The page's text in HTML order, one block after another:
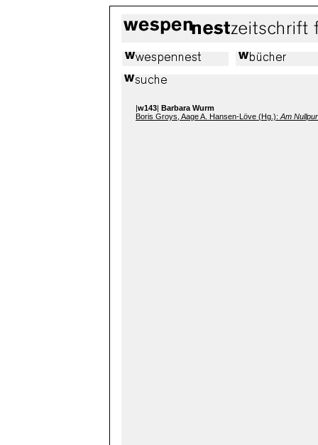
|w143| Barbara Wurm
Boris Groys, Aage A. Hansen-Löve (Hg.): Am